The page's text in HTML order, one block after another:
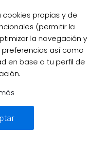
por Guille
cookies propias y de
(permitir la
la navegación y
así como
en base a tu perfil de